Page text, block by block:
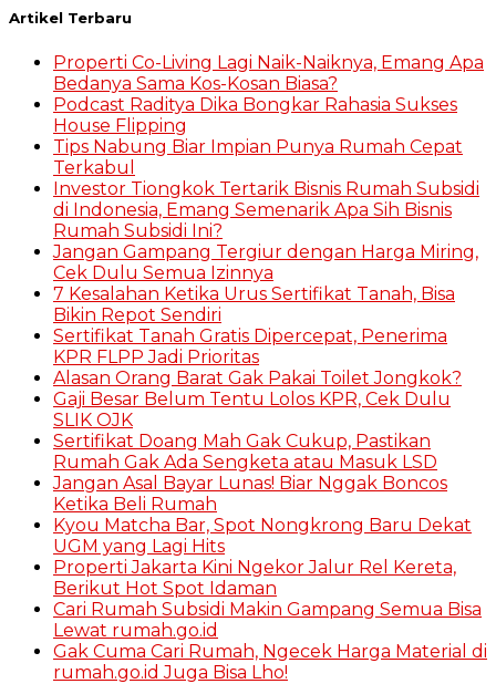
Artikel Terbaru
Properti Co-Living Lagi Naik-Naiknya, Emang Apa
Bedanya Sama Kos-Kosan Biasa?
Podcast Raditya Dika Bongkar Rahasia Sukses
House Flipping
Tips Nabung Biar Impian Punya Rumah Cepat
Terkabul
Investor Tiongkok Tertarik Bisnis Rumah Subsidi
di Indonesia, Emang Semenarik Apa Sih Bisnis
Rumah Subsidi Ini?
Jangan Gampang Tergiur dengan Harga Miring,
Cek Dulu Semua Izinnya
7 Kesalahan Ketika Urus Sertifikat Tanah, Bisa
Bikin Repot Sendiri
Sertifikat Tanah Gratis Dipercepat, Penerima
KPR FLPP Jadi Prioritas
Alasan Orang Barat Gak Pakai Toilet Jongkok?
Gaji Besar Belum Tentu Lolos KPR, Cek Dulu
SLIK OJK
Sertifikat Doang Mah Gak Cukup, Pastikan
Rumah Gak Ada Sengketa atau Masuk LSD
Jangan Asal Bayar Lunas! Biar Nggak Boncos
Ketika Beli Rumah
Kyou Matcha Bar, Spot Nongkrong Baru Dekat
UGM yang Lagi Hits
Properti Jakarta Kini Ngekor Jalur Rel Kereta,
Berikut Hot Spot Idaman
Cari Rumah Subsidi Makin Gampang Semua Bisa
Lewat rumah.go.id
Gak Cuma Cari Rumah, Ngecek Harga Material di
rumah.go.id Juga Bisa Lho!